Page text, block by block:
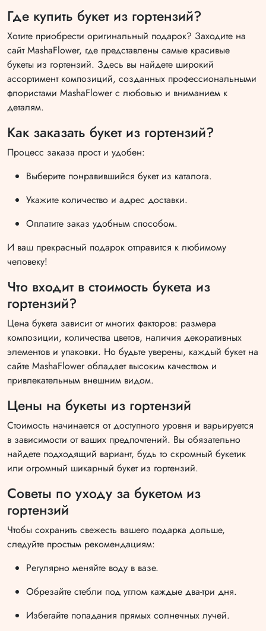
Где купить букет из гортензий?
Хотите приобрести оригинальный подарок? Заходите на
сайт MashaFlower, где представлены самые красивые
букеты из гортензий. Здесь вы найдете широкий
ассортимент композиций, созданных профессиональными
флористами MashaFlower с любовью и вниманием к
деталям.
Как заказать букет из гортензий?
Процесс заказа прост и удобен:
Выберите понравившийся букет из каталога.
Укажите количество и адрес доставки.
Оплатите заказ удобным способом.
И ваш прекрасный подарок отправится к любимому
человеку!
Что входит в стоимость букета из
гортензий?
Цена букета зависит от многих факторов: размера
композиции, количества цветов, наличия декоративных
элементов и упаковки. Но будьте уверены, каждый букет на
сайте MashaFlower обладает высоким качеством и
привлекательным внешним видом.
Цены на букеты из гортензий
Стоимость начинается от доступного уровня и варьируется
в зависимости от ваших предпочтений. Вы обязательно
найдете подходящий вариант, будь то скромный букетик
или огромный шикарный букет из гортензий.
Советы по уходу за букетом из
гортензий
Чтобы сохранить свежесть вашего подарка дольше,
следуйте простым рекомендациям:
Регулярно меняйте воду в вазе.
Обрезайте стебли под углом каждые два-три дня.
Избегайте попадания прямых солнечных лучей.